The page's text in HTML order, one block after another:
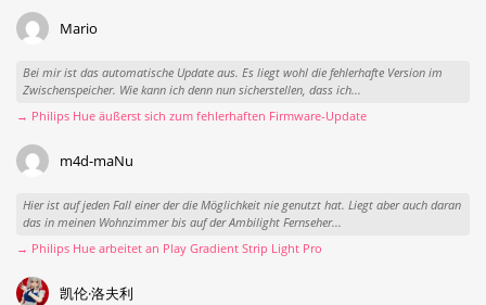
Mario
Bei mir ist das automatische Update aus. Es liegt wohl die fehlerhafte Version im
Zwischenspeicher. Wie kann ich denn nun sicherstellen, dass ich...
→ Philips Hue äußerst sich zum fehlerhaften Firmware-Update
m4d-maNu
Hier ist auf jeden Fall einer der die Möglichkeit nie genutzt hat. Liegt aber auch daran
das in meinen Wohnzimmer bis auf der Ambilight Fernseher...
→ Philips Hue arbeitet an Play Gradient Strip Light Pro
凯伦·洛夫利